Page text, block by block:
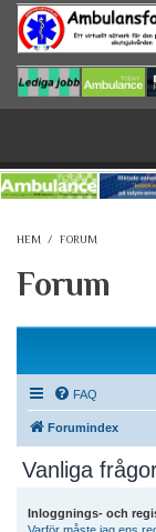
Hoppa till huvudinnehåll
HEM / FORUM
Forum